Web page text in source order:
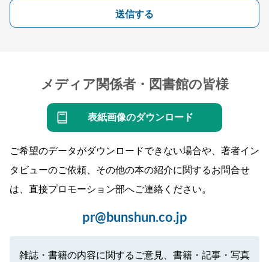
送信する
メディア関係者・図書館の皆様
表紙画像のダウンロード
ご希望のデータがダウンロードできない場合や、著者イン
タビューのご依頼、その他の本の紹介に関するお問合せ
は、直接プロモーション部へご連絡ください。
pr@bunshun.co.jp
雑誌・書籍の内容に関するご意見、書籍・記事・写真